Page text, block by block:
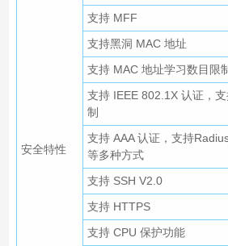
安全特性
支持 MFF
支持黑洞 MAC 地址
支持 MAC 地址学习数目限
支持 IEEE 802.1X 认证，
制
支持 AAA 认证，支持
等多种方式
支持 SSH V2.0
支持 HTTPS
支持 CPU 保护功能